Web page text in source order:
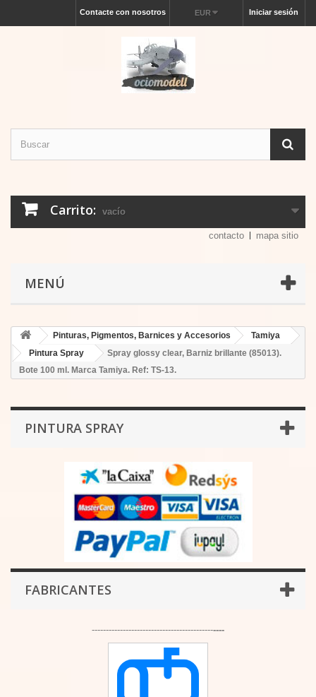
Iniciar sesión
EUR
Contacte con nosotros
Carrito: vacío
contacto mapa sitio
MENÚ
Pinturas, Pigmentos, Barnices y Accesorios
Tamiya
Pintura Spray
Spray glossy clear, Barniz brillante (85013).
Bote 100 ml. Marca Tamiya. Ref: TS-13.
PINTURA SPRAY
FABRICANTES
-----------------------------------------------